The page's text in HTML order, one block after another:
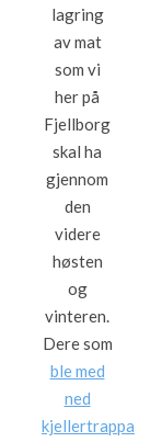
lagring
av mat
som vi
her på
Fjellborg
skal ha
gjennom
den
videre
høsten
og
vinteren.
Dere som
ble med
ned
kjellertrappa